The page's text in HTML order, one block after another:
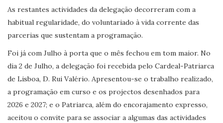
As restantes actividades da delegação decorreram com a
habitual regularidade, do voluntariado à vida corrente das
parcerias que sustentam a programação.
Foi já com Julho à porta que o mês fechou em tom maior. No
dia 2 de Julho, a delegação foi recebida pelo Cardeal-Patriarca
de Lisboa, D. Rui Valério. Apresentou-se o trabalho realizado,
a programação em curso e os projectos desenhados para
2026 e 2027; e o Patriarca, além do encorajamento expresso,
aceitou o convite para se associar a algumas das actividades